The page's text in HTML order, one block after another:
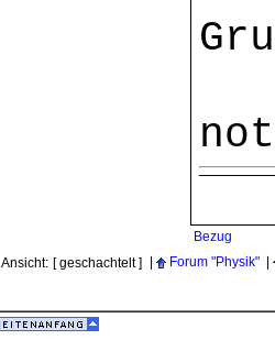
Bezug
Ansicht: [ geschachtelt ] Forum "Physik"